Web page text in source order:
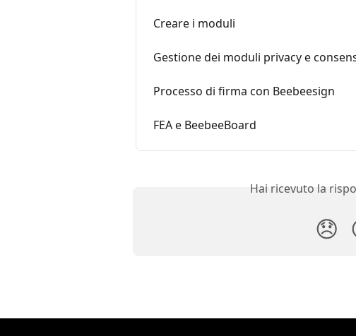
Creare i moduli
Gestione dei moduli privacy e
Processo di firma con Beebeesign
FEA e BeebeeBoard
Hai ricevuto la
😞